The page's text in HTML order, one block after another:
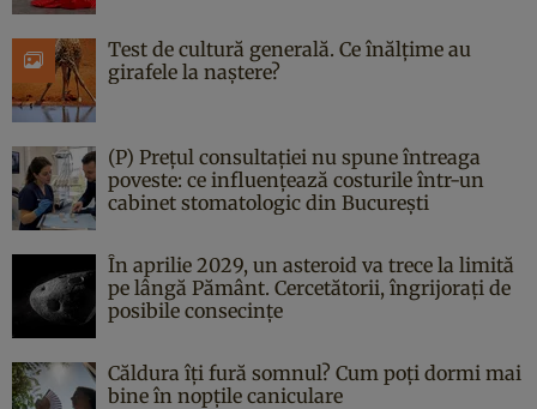
Test de cultură generală. Ce înălțime au
girafele la naștere?
(P) Prețul consultației nu spune întreaga
poveste: ce influențează costurile într-un
cabinet stomatologic din București
În aprilie 2029, un asteroid va trece la limită
pe lângă Pământ. Cercetătorii, îngrijorați de
posibile consecințe
Căldura îți fură somnul? Cum poți dormi mai
bine în nopțile caniculare